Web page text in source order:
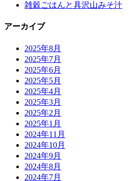
雑穀ごはんと具沢山みそ汁
アーカイブ
2025年8月
2025年7月
2025年6月
2025年5月
2025年4月
2025年3月
2025年2月
2025年1月
2024年11月
2024年10月
2024年9月
2024年8月
2024年7月